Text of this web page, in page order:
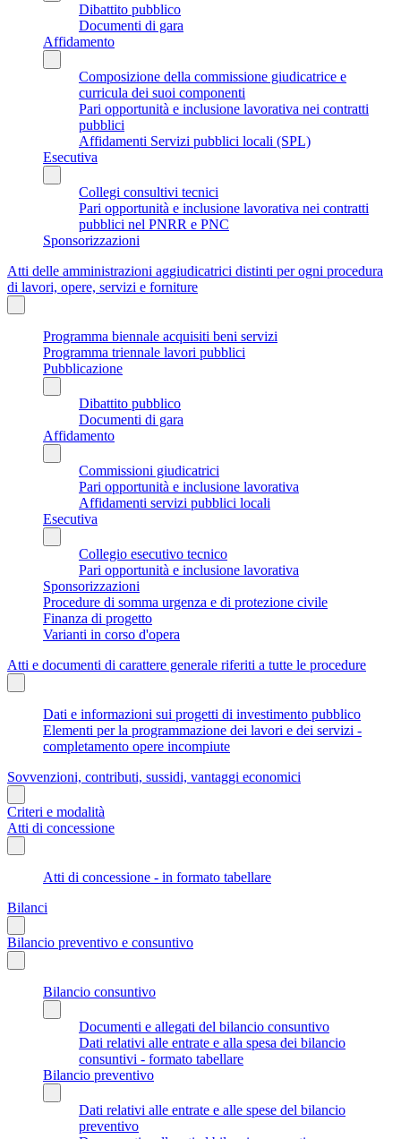
Dibattito pubblico
Documenti di gara
Affidamento
Composizione della commissione giudicatrice e
curricula dei suoi componenti
Pari opportunità e inclusione lavorativa nei contratti
pubblici
Affidamenti Servizi pubblici locali (SPL)
Esecutiva
Collegi consultivi tecnici
Pari opportunità e inclusione lavorativa nei contratti
pubblici nel PNRR e PNC
Sponsorizzazioni
Atti delle amministrazioni aggiudicatrici distinti per ogni procedura
di lavori, opere, servizi e forniture
Programma biennale acquisiti beni servizi
Programma triennale lavori pubblici
Pubblicazione
Dibattito pubblico
Documenti di gara
Affidamento
Commissioni giudicatrici
Pari opportunità e inclusione lavorativa
Affidamenti servizi pubblici locali
Esecutiva
Collegio esecutivo tecnico
Pari opportunità e inclusione lavorativa
Sponsorizzazioni
Procedure di somma urgenza e di protezione civile
Finanza di progetto
Varianti in corso d'opera
Atti e documenti di carattere generale riferiti a tutte le procedure
Dati e informazioni sui progetti di investimento pubblico
Elementi per la programmazione dei lavori e dei servizi -
completamento opere incompiute
Sovvenzioni, contributi, sussidi, vantaggi economici
Criteri e modalità
Atti di concessione
Atti di concessione - in formato tabellare
Bilanci
Bilancio preventivo e consuntivo
Bilancio consuntivo
Documenti e allegati del bilancio consuntivo
Dati relativi alle entrate e alla spesa dei bilancio
consuntivi - formato tabellare
Bilancio preventivo
Dati relativi alle entrate e alle spese del bilancio
preventivo